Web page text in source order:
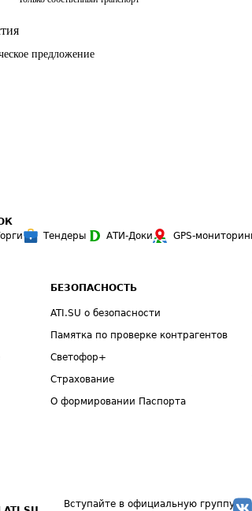
предложение
Тендеры АТИ-Доки GPS-
БЕЗОПАСНОСТЬ
ATI.SU о безопасности
Памятка по проверке контрагентов
Светофор+
Страхование
О формировании Паспорта
Вступайте в официальную группу